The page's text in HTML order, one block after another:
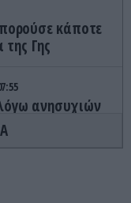
κάποτε
Γης
ανησυχιών
δολάρια το